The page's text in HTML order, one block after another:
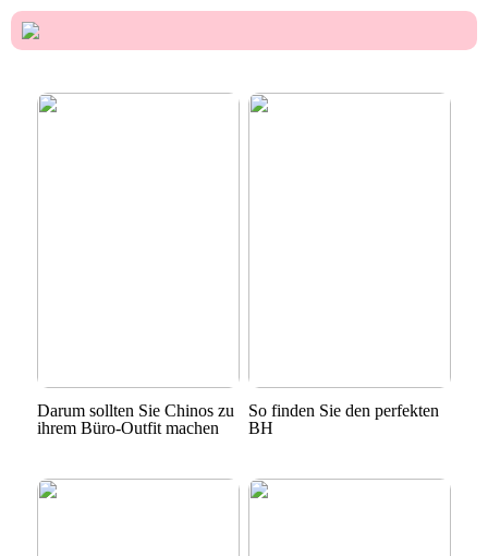
Darum sollten Sie Chinos zu
ihrem Büro-Outfit machen
So finden Sie den perfekten
BH